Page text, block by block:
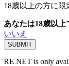
18歳以上の方に限
あなたは18歳以上
いいえ
RE NET is only